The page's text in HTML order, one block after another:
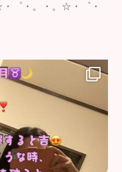
゜・。・。☆・゜・